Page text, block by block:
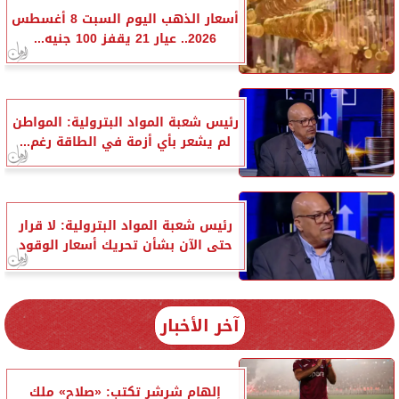
أسعار الذهب اليوم السبت 8 أغسطس
2026.. عيار 21 يقفز 100 جنيه...
رئيس شعبة المواد البترولية: المواطن
لم يشعر بأي أزمة في الطاقة رغم...
رئيس شعبة المواد البترولية: لا قرار
حتى الآن بشأن تحريك أسعار الوقود
آخر الأخبار
إلهام شرشر تكتب: «صلاح» ملك